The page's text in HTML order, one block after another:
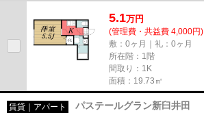
5.1万円
(管理費・共益費 4,000円)
敷：0ヶ月｜礼：0ヶ月
所在階：1階
間取り：1K
面積：19.73㎡
賃貸｜アパート パステールグラン新臼井田